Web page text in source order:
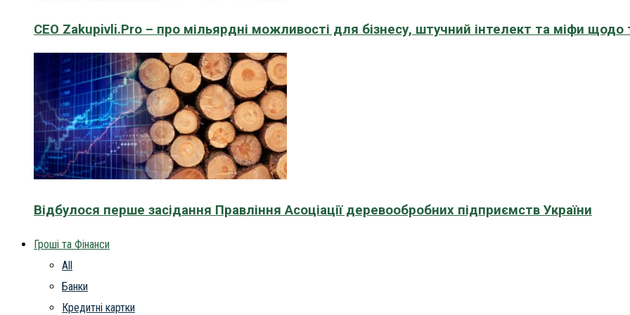
CEO Zakupivli.Pro – про мільярдні можливості для бізнесу, штучний інтелект та міфи щодо
Відбулося перше засідання Правління Асоціації деревообробних підприємств України
Гроші та Фінанси
All
Банки
Кредитні картки